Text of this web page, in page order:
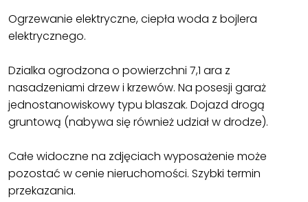
Ogrzewanie elektryczne, ciepła woda z bojlera
elektrycznego.
Dzialka ogrodzona o powierzchni 7,1 ara z
nasadzeniami drzew i krzewów. Na posesji garaż
jednostanowiskowy typu blaszak. Dojazd drogą
gruntową (nabywa się również udział w drodze).
Całe widoczne na zdjęciach wyposażenie może
pozostać w cenie nieruchomości. Szybki termin
przekazania.